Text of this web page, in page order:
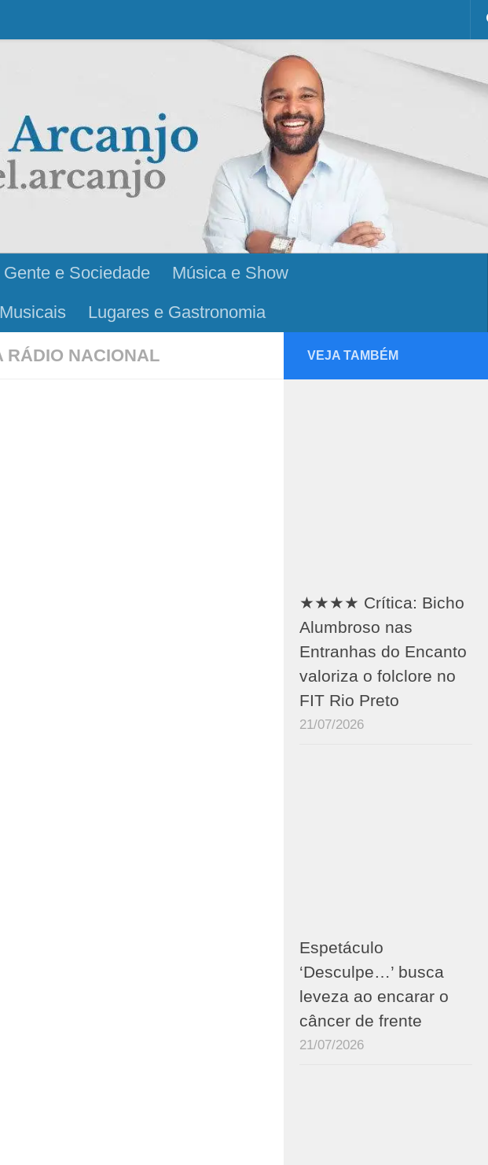
Gente e Sociedade
Música e Show
Lugares e Gastronomia
RÁDIO NACIONAL VEJA TAMBÉM
★★★★ Crítica: Bicho
Alumbroso nas
Entranhas do Encanto
valoriza o folclore no
FIT Rio Preto
21/07/2026
Espetáculo
‘Desculpe…’ busca
leveza ao encarar o
câncer de frente
21/07/2026